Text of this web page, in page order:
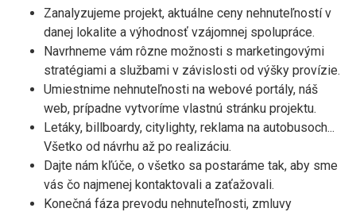
Zanalyzujeme projekt, aktuálne ceny nehnuteľností v
danej lokalite a výhodnosť vzájomnej spolupráce.
Navrhneme vám rôzne možnosti s marketingovými
stratégiami a službami v závislosti od výšky provízie.
Umiestnime nehnuteľnosti na webové portály, náš
web, prípadne vytvoríme vlastnú stránku projektu.
Letáky, billboardy, citylighty, reklama na autobusoch...
Všetko od návrhu až po realizáciu.
Dajte nám kľúče, o všetko sa postaráme tak, aby sme
vás čo najmenej kontaktovali a zaťažovali.
Konečná fáza prevodu nehnuteľnosti, zmluvy